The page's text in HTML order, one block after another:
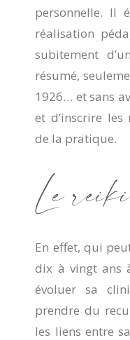
personnelle. Il
réalisation
subitement
résumé,
1926… et sans
et d’inscrire les
de la pratique.
Le
En effet, qui
dix à vingt ans
évoluer sa
prendre du
les liens entre